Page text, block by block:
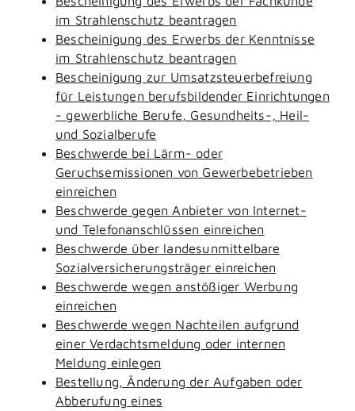
im Strahlenschutz beantragen
Bescheinigung des Erwerbs der Kenntnisse
im Strahlenschutz beantragen
Bescheinigung zur Umsatzsteuerbefreiung
für Leistungen berufsbildender Einrichtungen
- gewerbliche Berufe, Gesundheits-, Heil-
und Sozialberufe
Beschwerde bei Lärm- oder
Geruchsemissionen von Gewerbebetrieben
einreichen
Beschwerde gegen Anbieter von Internet-
und Telefonanschlüssen einreichen
Beschwerde über landesunmittelbare
Sozialversicherungsträger einreichen
Beschwerde wegen anstößiger Werbung
einreichen
Beschwerde wegen Nachteilen aufgrund
einer Verdachtsmeldung oder internen
Meldung einlegen
Bestellung, Änderung der Aufgaben oder
Abberufung eines